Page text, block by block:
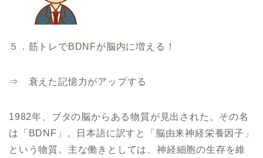
５．筋トレでBDNFが脳内に増える！
⇒ 衰えた記憶力がアップする
1982年、ブタの脳からある物質が見出された。その名
は「BDNF」。日本語に訳すと「脳由来神経栄養因子」
という物質。主な働きとしては、神経細胞の生存を維